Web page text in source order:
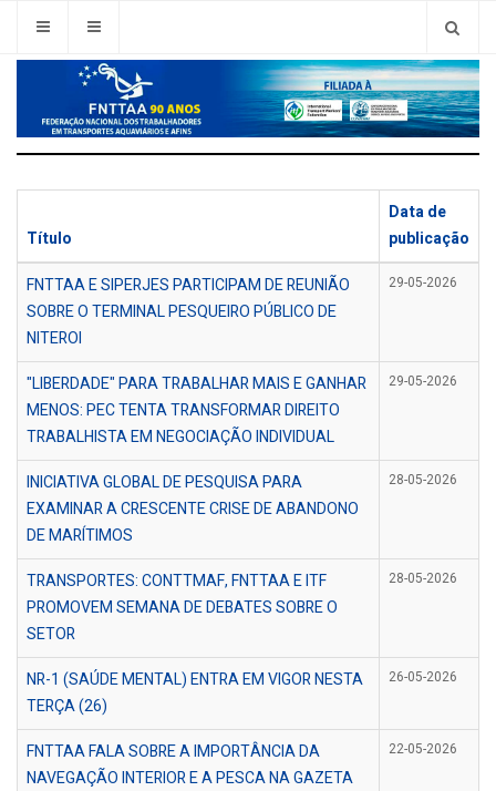
Título
Data de
publicação
FNTTAA E SIPERJES PARTICIPAM DE REUNIÃO
SOBRE O TERMINAL PESQUEIRO PÚBLICO DE
NITEROI
29-05-2026
"LIBERDADE" PARA TRABALHAR MAIS E GANHAR
MENOS: PEC TENTA TRANSFORMAR DIREITO
TRABALHISTA EM NEGOCIAÇÃO INDIVIDUAL
29-05-2026
INICIATIVA GLOBAL DE PESQUISA PARA
EXAMINAR A CRESCENTE CRISE DE ABANDONO
DE MARÍTIMOS
28-05-2026
TRANSPORTES: CONTTMAF, FNTTAA E ITF
PROMOVEM SEMANA DE DEBATES SOBRE O
SETOR
28-05-2026
NR-1 (SAÚDE MENTAL) ENTRA EM VIGOR NESTA
TERÇA (26)
26-05-2026
FNTTAA FALA SOBRE A IMPORTÂNCIA DA
NAVEGAÇÃO INTERIOR E A PESCA NA GAZETA
22-05-2026